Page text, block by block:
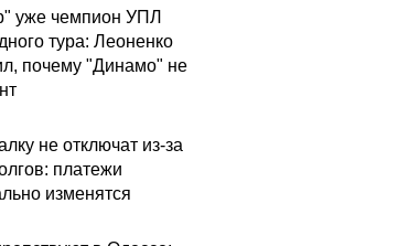
уже чемпион УПЛ
тура: Леоненко
почему "Динамо" не
не отключат из-за
платежи
изменятся